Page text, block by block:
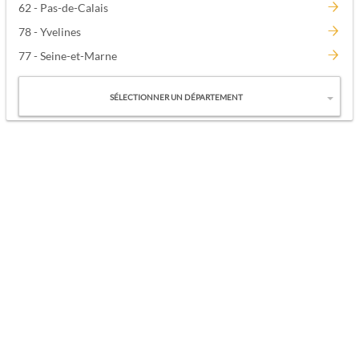
62 - Pas-de-Calais
78 - Yvelines
77 - Seine-et-Marne
SÉLECTIONNER UN DÉPARTEMENT